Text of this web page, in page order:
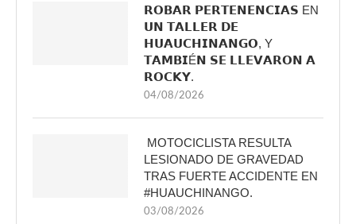
𝗥𝗢𝗕𝗔𝗥 𝗣𝗘𝗥𝗧𝗘𝗡𝗘𝗡𝗖𝗜𝗔𝗦 EN
𝗨𝗡 𝗧𝗔𝗟𝗟𝗘𝗥 𝗗𝗘
𝗛𝗨𝗔𝗨𝗖𝗛𝗜𝗡𝗔𝗡𝗚𝗢, Y
𝗧𝗔𝗠𝗕𝗜É𝗡 𝗦𝗘 𝗟𝗟𝗘𝗩𝗔𝗥𝗢𝗡 𝗔
𝗥𝗢𝗖𝗞𝗬.
04/08/2026
MOTOCICLISTA RESULTA
LESIONADO DE GRAVEDAD
TRAS FUERTE ACCIDENTE EN
#HUAUCHINANGO.
03/08/2026